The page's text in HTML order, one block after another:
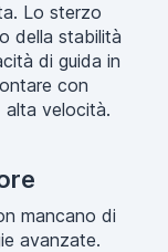
Lo sterzo
della stabilità
di guida in
con
alta velocità.
mancano di
avanzate.